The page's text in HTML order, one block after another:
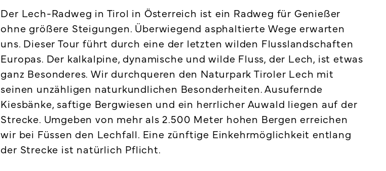
Der Lech-Radweg in Tirol in Österreich ist ein Radweg für Genießer
ohne größere Steigungen. Überwiegend asphaltierte Wege erwarten
uns. Dieser Tour führt durch eine der letzten wilden Flusslandschaften
Europas. Der kalkalpine, dynamische und wilde Fluss, der Lech, ist etwas
ganz Besonderes. Wir durchqueren den Naturpark Tiroler Lech mit
seinen unzähligen naturkundlichen Besonderheiten. Ausufernde
Kiesbänke, saftige Bergwiesen und ein herrlicher Auwald liegen auf der
Strecke. Umgeben von mehr als 2.500 Meter hohen Bergen erreichen
wir bei Füssen den Lechfall. Eine zünftige Einkehrmöglichkeit entlang
der Strecke ist natürlich Pflicht.